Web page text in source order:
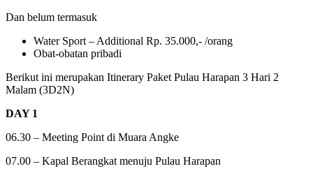
Dan belum termasuk
Water Sport – Additional Rp. 35.000,- /orang
Obat-obatan pribadi
Berikut ini merupakan Itinerary Paket Pulau Harapan 3 Hari 2
Malam (3D2N)
DAY 1
06.30 – Meeting Point di Muara Angke
07.00 – Kapal Berangkat menuju Pulau Harapan